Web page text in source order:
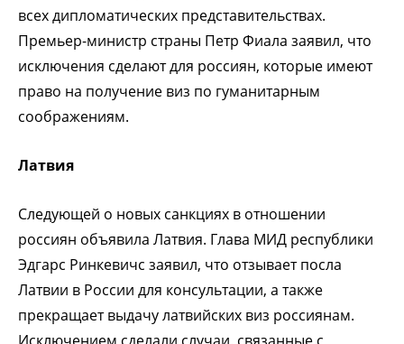
всех дипломатических представительствах.
Премьер-министр страны Петр Фиала заявил, что
исключения сделают для россиян, которые имеют
право на получение виз по гуманитарным
соображениям.
Латвия
Следующей о новых санкциях в отношении
россиян объявила Латвия. Глава МИД республики
Эдгарс Ринкевичс заявил, что отзывает посла
Латвии в России для консультации, а также
прекращает выдачу латвийских виз россиянам.
Исключением сделали случаи, связанные с